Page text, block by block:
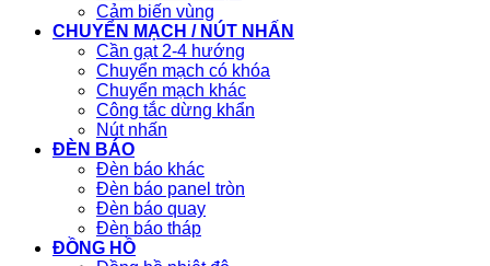
Cảm biến vùng
CHUYỂN MẠCH / NÚT NHẤN
Cần gạt 2-4 hướng
Chuyển mạch có khóa
Chuyển mạch khác
Công tắc dừng khẩn
Nút nhấn
ĐÈN BÁO
Đèn báo khác
Đèn báo panel tròn
Đèn báo quay
Đèn báo tháp
ĐỒNG HỒ